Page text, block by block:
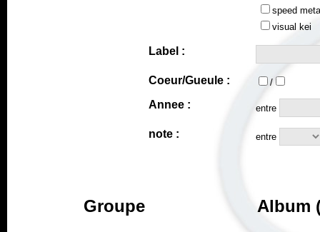
speed
visual kei
Label :
Coeur/Gueule : /
Annee : entre
note : entre
Groupe Album